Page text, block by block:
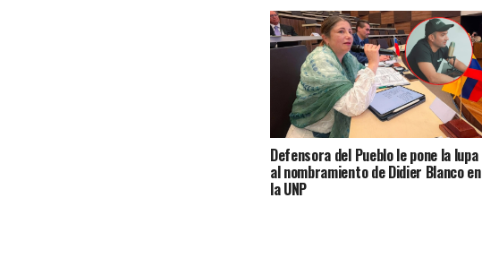
Defensora del Pueblo le pone la lupa
al nombramiento de Didier Blanco en
la UNP